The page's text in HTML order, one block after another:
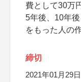
費として30万
5年後、10年
をもった人の
締切
2021年01月29